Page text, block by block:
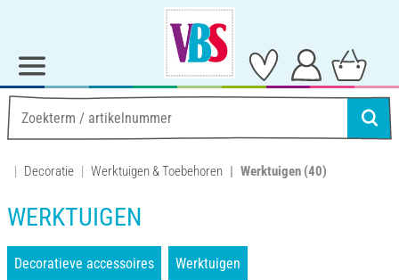
Decoratie Werktuigen & Toebehoren Werktuigen (40)
WERKTUIGEN
Decoratieve accessoires Werktuigen